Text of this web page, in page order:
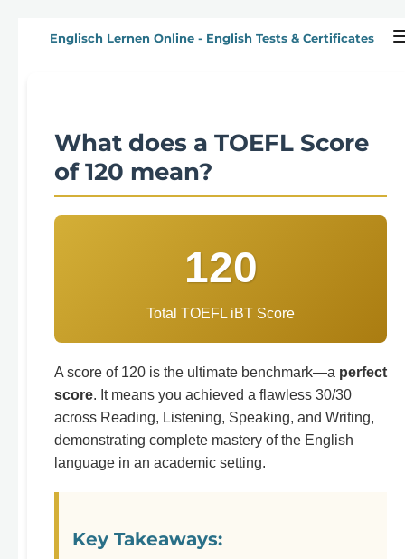
Hauptinhalt
Englisch Lernen Online - English Tests & Certificates
What does a TOEFL Score
of 120 mean?
120
Total TOEFL iBT Score
A score of 120 is the ultimate benchmark—a perfect
score. It means you achieved a flawless 30/30
across Reading, Listening, Speaking, and Writing,
demonstrating complete mastery of the English
language in an academic setting.
Key Takeaways: